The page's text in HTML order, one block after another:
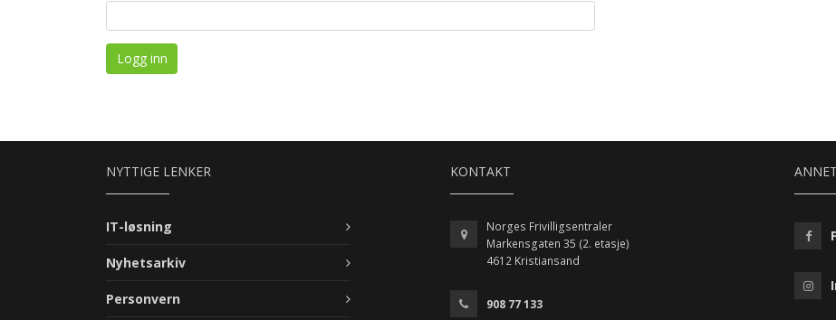
NYTTIGE LENKER
IT-løsning
Nyhetsarkiv
Personvern
KONTAKT
Norges Frivilligsentraler
Markensgaten 35 (2. etasje)
4612 Kristiansand
908 77 133
ANNET